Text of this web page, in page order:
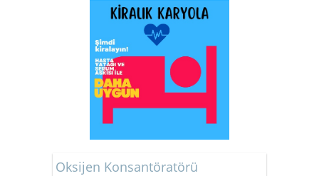
Oksijen Konsantöratörü